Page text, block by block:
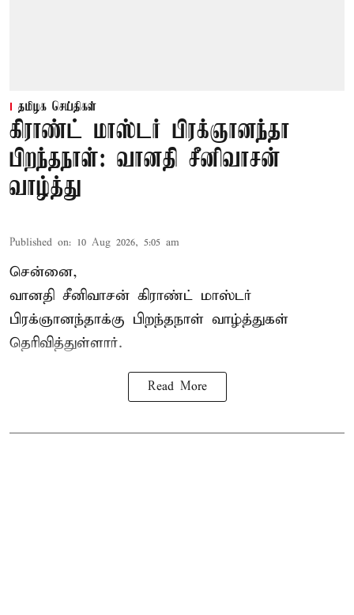
தமிழக செய்திகள்
கிராண்ட் மாஸ்டர் பிரக்ஞானந்தா
பிறந்தநாள்: வானதி சீனிவாசன்
வாழ்த்து
Published on: 10 Aug 2026, 5:05 am
சென்னை,
வானதி சீனிவாசன் கிராண்ட் மாஸ்டர்
பிரக்ஞானந்தாக்கு பிறந்தநாள் வாழ்த்துகள்
தெரிவித்துள்ளார்.
Read More